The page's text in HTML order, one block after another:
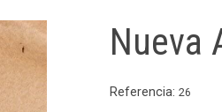
Nueva
Referencia:26